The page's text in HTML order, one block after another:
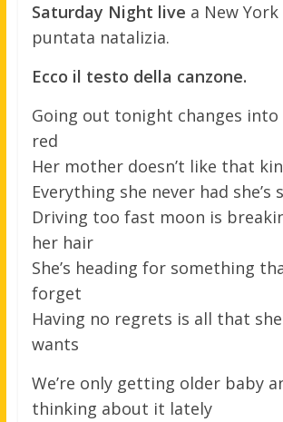
Saturday Night live a New
puntata natalizia.
Ecco il testo della canzone.
Going out tonight changes
red
Her mother doesn’t like that
Everything she never had she’s
Driving too fast moon is
her hair
She’s heading for something
forget
Having no regrets is all that
wants
We’re only getting older baby
thinking about it lately